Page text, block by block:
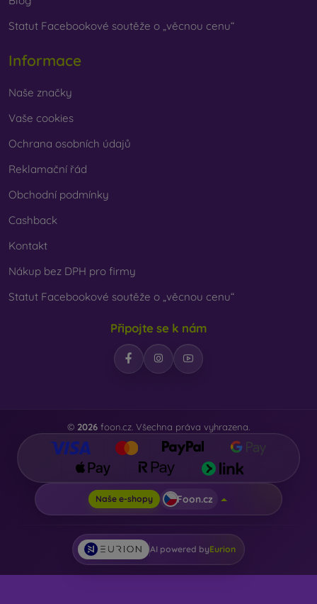
Statut Facebookové soutěže o „věcnou cenu“
Informace
Naše značky
Vaše cookies
Ochrana osobních údajů
Reklamační řád
Obchodní podmínky
Cashback
Kontakt
Nákup bez DPH pro firmy
Statut Facebookové soutěže o „věcnou cenu“
Připojte se k nám
© 2026 foon.cz. Všechna práva vyhrazena.
Naše e-shopy Foon.cz
AI powered byEurion